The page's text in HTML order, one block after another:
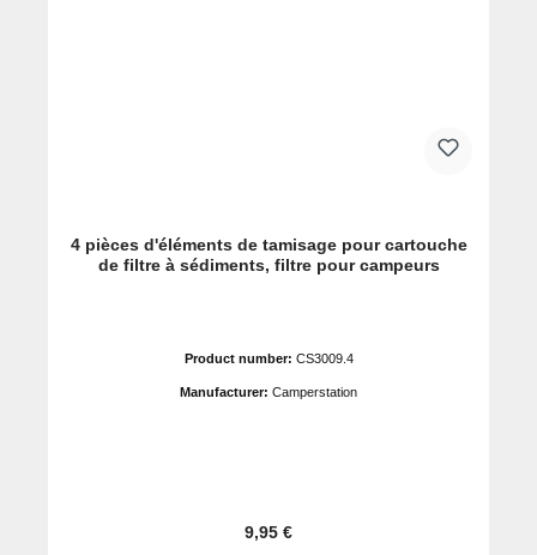
4 pièces d'éléments de tamisage pour cartouche
de filtre à sédiments, filtre pour campeurs
Product number: CS3009.4
Manufacturer: Camperstation
Prix régulier :
9,95 €